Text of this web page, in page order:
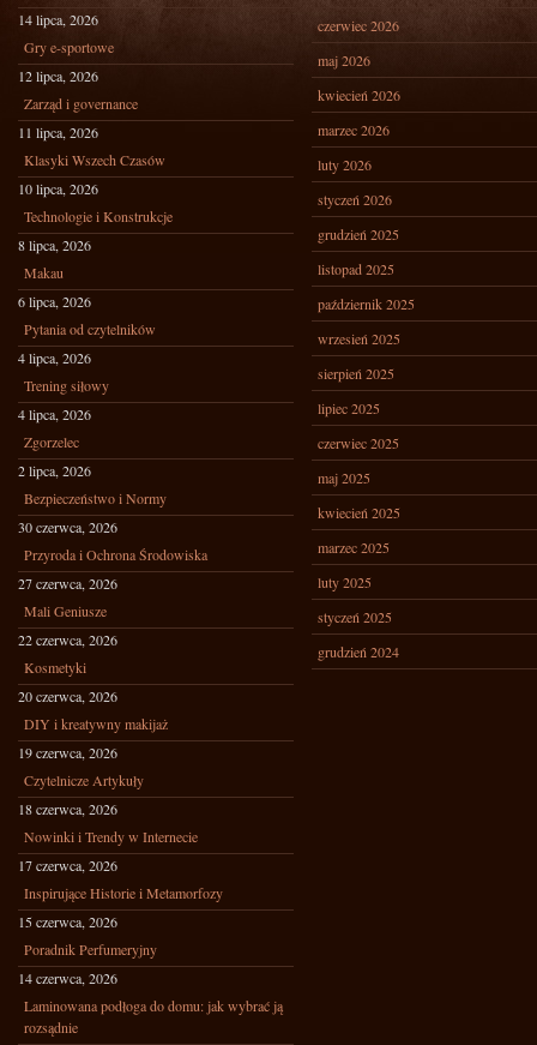
14 lipca, 2026
Gry e-sportowe
12 lipca, 2026
Zarząd i governance
11 lipca, 2026
Klasyki Wszech Czasów
10 lipca, 2026
Technologie i Konstrukcje
8 lipca, 2026
Makau
6 lipca, 2026
Pytania od czytelników
4 lipca, 2026
Trening siłowy
4 lipca, 2026
Zgorzelec
2 lipca, 2026
Bezpieczeństwo i Normy
30 czerwca, 2026
Przyroda i Ochrona Środowiska
27 czerwca, 2026
Mali Geniusze
22 czerwca, 2026
Kosmetyki
20 czerwca, 2026
DIY i kreatywny makijaż
19 czerwca, 2026
Czytelnicze Artykuły
18 czerwca, 2026
Nowinki i Trendy w Internecie
17 czerwca, 2026
Inspirujące Historie i Metamorfozy
15 czerwca, 2026
Poradnik Perfumeryjny
14 czerwca, 2026
Laminowana podłoga do domu: jak wybrać ją
rozsądnie
czerwiec 2026
maj 2026
kwiecień 2026
marzec 2026
luty 2026
styczeń 2026
grudzień 2025
listopad 2025
październik 2025
wrzesień 2025
sierpień 2025
lipiec 2025
czerwiec 2025
maj 2025
kwiecień 2025
marzec 2025
luty 2025
styczeń 2025
grudzień 2024